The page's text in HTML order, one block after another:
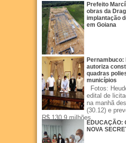
Prefeito
obras da
implantação
em Goiana
Pernambuco:
autoriza
quadras
municípios
Fotos:
edital de
na manhã
(30.12) e
R$ 130,9 milhões.
EDUCAÇÃO:
NOVA